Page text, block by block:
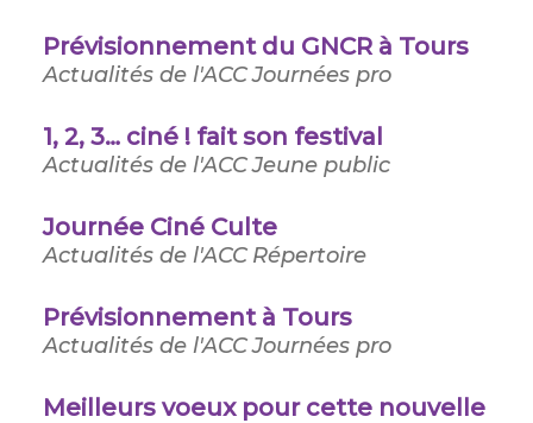
Prévisionnement du GNCR à Tours
Actualités de l'ACCJournées pro
1, 2, 3… ciné ! fait son festival
Actualités de l'ACCJeune public
Journée Ciné Culte
Actualités de l'ACC Répertoire
Prévisionnement à Tours
Actualités de l'ACCJournées pro
Meilleurs voeux pour cette nouvelle